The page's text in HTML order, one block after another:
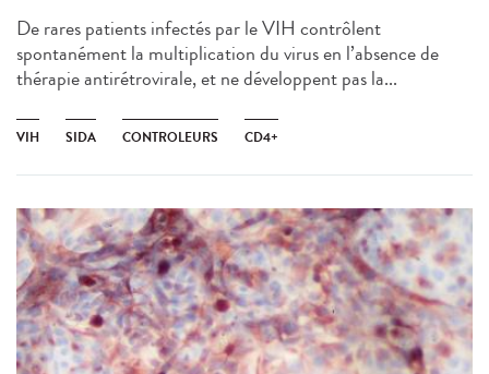
De rares patients infectés par le VIH contrôlent
spontanément la multiplication du virus en l’absence de
thérapie antirétrovirale, et ne développent pas la...
VIH SIDA CONTROLEURS CD4+